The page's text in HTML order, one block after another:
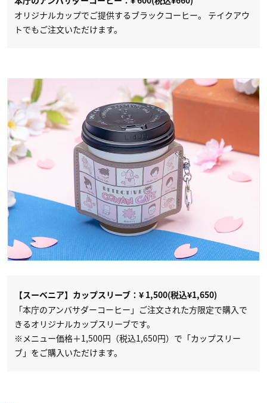
オリジナルカップでご提供するブラックコーヒー。 テイクアウ
トでもご注文いただけます。
【スーベニア】カップスリーブ：¥ 1,500(税込¥1,650)
「本庁のアンバサダーコーヒー」ご注文された方限定で購入で
きるオリジナルカップスリーブです。
※メニュー価格＋1,500円（税込1,650円）で「カップスリー
ブ」をご購入いただけます。